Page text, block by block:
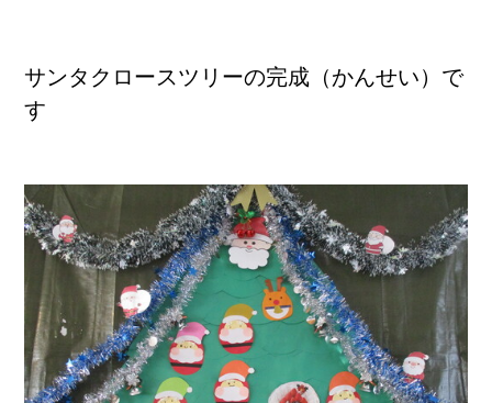
サンタクロースツリーの完成（かんせい）で
す